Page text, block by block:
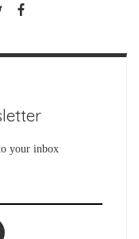
your inbox